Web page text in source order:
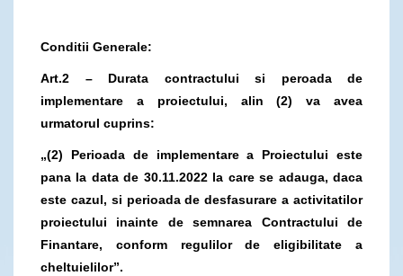
Conditii Generale:
Art.2 – Durata contractului si peroada de
implementare a proiectului, alin (2) va avea
urmatorul cuprins:
„(2) Perioada de implementare a Proiectului este
pana la data de 30.11.2022 la care se adauga, daca
este cazul, si perioada de desfasurare a activitatilor
proiectului inainte de semnarea Contractului de
Finantare, conform regulilor de eligibilitate a
cheltuielilor”.